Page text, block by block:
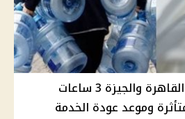
قطع مياه الشرب في القاهرة والجيزة 3 ساعات
وموعد عودة الخدمة